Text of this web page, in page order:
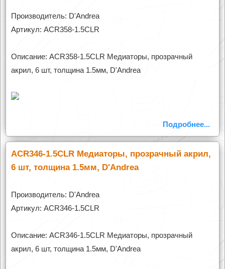
Производитель: D'Andrea
Артикул: ACR358-1.5CLR
Описание: ACR358-1.5CLR Медиаторы, прозрачный
акрил, 6 шт, толщина 1.5мм, D'Andrea
Подробнее...
ACR346-1.5CLR Медиаторы, прозрачный акрил,
6 шт, толщина 1.5мм, D'Andrea
Производитель: D'Andrea
Артикул: ACR346-1.5CLR
Описание: ACR346-1.5CLR Медиаторы, прозрачный
акрил, 6 шт, толщина 1.5мм, D'Andrea